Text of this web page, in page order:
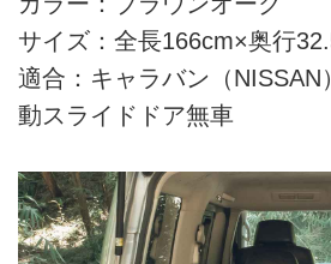
サイズ：全長166cm×奥行
適合：キャラバン（
動スライドドア無車